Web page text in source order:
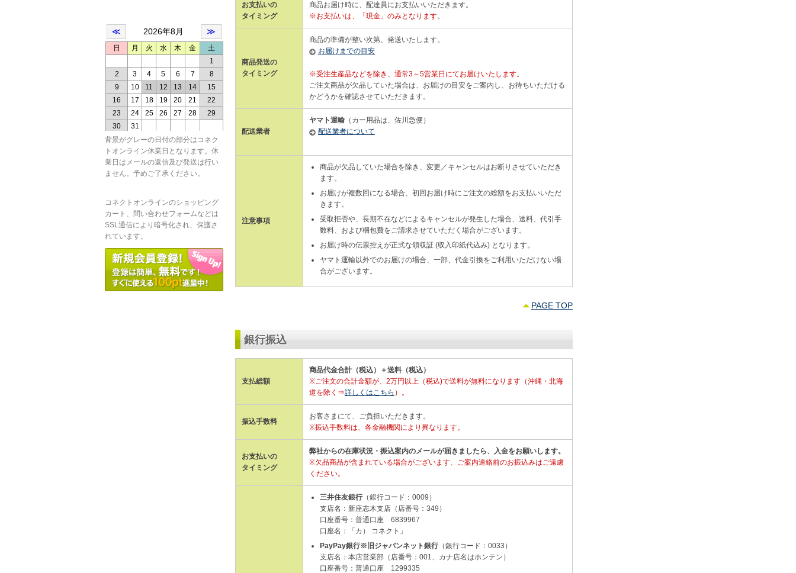
背景がグレーの日付の部分はコネク
トオンライン休業日となります。休
業日はメールの返信及び発送は行い
ません。予めご了承ください。
コネクトオンラインのショッピング
カート、問い合わせフォームなどは
SSL通信により暗号化され、保護さ
れています。
お支払いの
タイミング
商品お届け時に、配達員にお支払いいただきます。
※お支払いは、「現金」のみとなります。
商品発送の
タイミング
商品の準備が整い次第、発送いたします。
お届けまでの目安
※受注生産品などを除き、通常3～5営業日にてお届けいたします。
ご注文商品が欠品していた場合は、お届けの目安をご案内し、お待ちいただける
かどうかを確認させていただきます。
配送業者
ヤマト運輸 （カー用品は、佐川急便）
配送業者について
注意事項
商品が欠品していた場合を除き、変更／キャンセルはお断りさせていただき
ます。
お届けが複数回になる場合、初回お届け時にご注文の総額をお支払いいただ
きます。
受取拒否や、長期不在などによるキャンセルが発生した場合、送料、代引手
数料、および梱包費をご請求させていただく場合がございます。
お届け時の伝票控えが正式な領収証 (収入印紙代込み) となります。
ヤマト運輸以外でのお届けの場合、一部、代金引換をご利用いただけない場
合がございます。
PAGE TOP
銀行振込
支払総額
商品代金合計（税込）＋送料（税込）
※ご注文の合計金額が、2万円以上（税込)で送料が無料になります（沖縄・北海
道を除く⇒詳しくはこちら ）。
振込手数料
お客さまにて、ご負担いただきます。
※振込手数料は、各金融機関により異なります。
お支払いの
タイミング
弊社からの在庫状況・振込案内のメールが届きましたら、入金をお願いします。
※欠品商品が含まれている場合がございます、ご案内連絡前のお振込みはご遠慮
ください。
三井住友銀行（銀行コード：0009）
支店名：新座志木支店（店番号：349）
口座番号：普通口座 6839967
口座名：「カ） コネクト」
PayPay銀行※旧ジャパンネット銀行（銀行コード：0033）
支店名：本店営業部（店番号：001、カナ店名はホンテン）
口座番号：普通口座 1299335